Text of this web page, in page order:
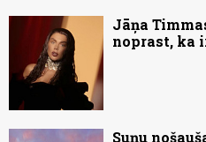
Jāņa
noprast, ka
Suņu